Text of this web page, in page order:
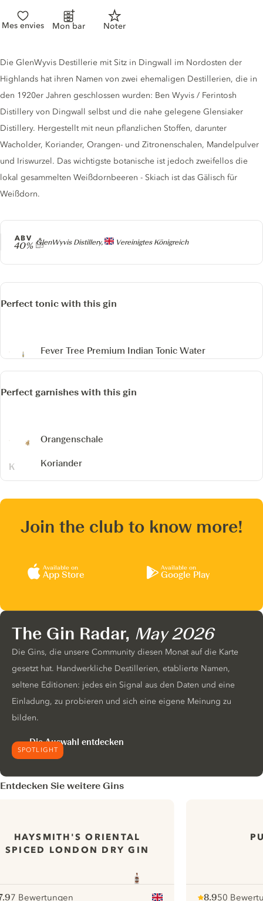
Mes envies Mon bar Noter
Producer
GlenWyvis Distillery, Vereinigtes Königreich
ABV
40%
Gin description
Die GlenWyvis Destillerie mit Sitz in Dingwall im Nordosten der
Highlands hat ihren Namen von zwei ehemaligen Destillerien, die in
den 1920er Jahren geschlossen wurden: Ben Wyvis / Ferintosh
Distillery von Dingwall selbst und die nahe gelegene Glensiaker
Distillery. Hergestellt mit neun pflanzlichen Stoffen, darunter
Wacholder, Koriander, Orangen- und Zitronenschalen, Mandelpulver
und Iriswurzel. Das wichtigste botanische ist jedoch zweifellos die
lokal gesammelten Weißdornbeeren - Skiach ist das Gälisch für
Weißdorn.
Perfect tonic with this gin
Fever Tree Premium Indian Tonic Water
Perfect garnishes with this gin
Orangenschale
Koriander
Join the club to know more!
Available on
App Store
Available on
Google Play
SPOTLIGHT
The Gin Radar, May 2026
Die Gins, die unsere Community diesen Monat auf die Karte
gesetzt hat. Handwerkliche Destillerien, etablierte Namen,
seltene Editionen: jedes ein Signal aus den Daten und eine
Einladung, zu probieren und sich eine eigene Meinung zu
bilden.
Die Auswahl entdecken
Entdecken Sie weitere Gins
HAYSMITH'S ORIENTAL
SPICED LONDON DRY GIN
7 Bewertungen
8.950